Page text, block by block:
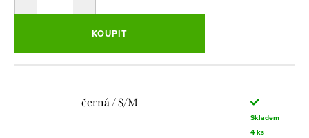
KOUPIT
černá / S/M
Skladem
4 ks